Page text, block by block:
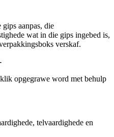
aanpas, die
wat in die gips ingebed is,
verskaf.
opgegrawe word met behulp
telvaardighede en